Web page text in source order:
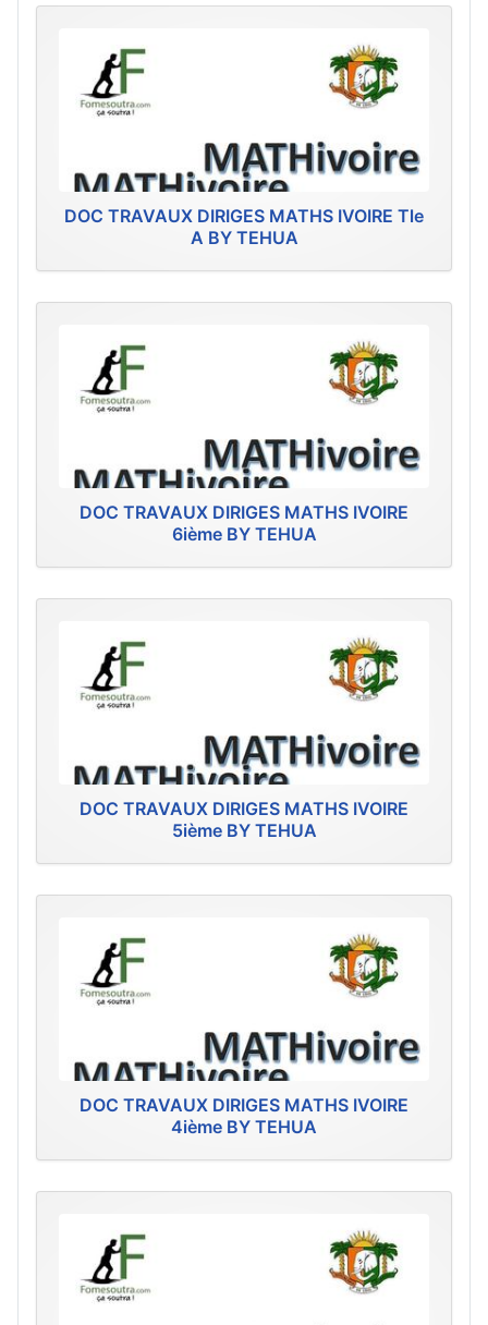
DOC TRAVAUX DIRIGES MATHS IVOIRE Tle
A BY TEHUA
DOC TRAVAUX DIRIGES MATHS IVOIRE
6ième BY TEHUA
DOC TRAVAUX DIRIGES MATHS IVOIRE
5ième BY TEHUA
DOC TRAVAUX DIRIGES MATHS IVOIRE
4ième BY TEHUA